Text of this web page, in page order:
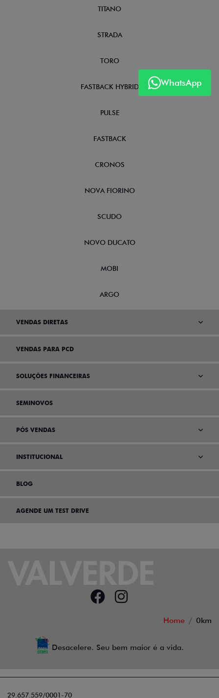
WhatsApp
TITANO
STRADA
TORO
FASTBACK HYBRID
PULSE
FASTBACK
CRONOS
NOVA FIORINO
SCUDO
NOVO DUCATO
MOBI
ARGO
VENDAS DIRETAS
VENDAS PARA PCD
SOLUÇÕES FINANCEIRAS
SEMINOVOS
PÓS VENDAS
INSTITUCIONAL
BLOG
AGENDE UM TEST DRIVE
Home 0km
Desacelere. Seu bem maior é a vida.
29.657.559/0001-70